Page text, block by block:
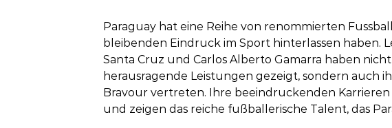
Paraguay hat eine Reihe von renommierten
bleibenden Eindruck im Sport hinterlassen haben.
Santa Cruz und Carlos Alberto Gamarra haben
herausragende Leistungen gezeigt, sondern auch
Bravour vertreten. Ihre beeindruckenden
und zeigen das reiche fußballerische Talent, das